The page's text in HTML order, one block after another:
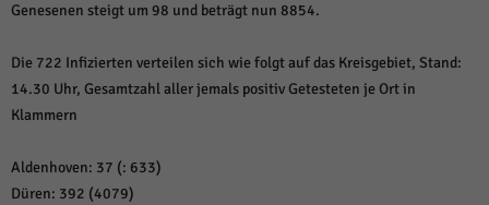
Genesenen steigt um 98 und beträgt nun 8854.
Die 722 Infizierten verteilen sich wie folgt auf das Kreisgebiet, Stand:
14.30 Uhr, Gesamtzahl aller jemals positiv Getesteten je Ort in
Klammern
Aldenhoven: 37 (: 633)
Düren: 392 (4079)